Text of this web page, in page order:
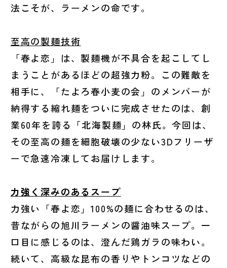
法こそが、ラーメンの命です。
至高の製麺技術
「春よ恋」は、製麺機が不具合を起こしてし
まうことがあるほどの超強力粉。この難敵を
相手に、「たよろ春小麦の会」のメンバーが
納得する縮れ麺をついに完成させたのは、創
業60年を誇る「北海製麺」の林氏。今回は、
その至高の麺を細胞破壊の少ない3Dフリーザ
ーで急速冷凍してお届けします。
力強く深みのあるスープ
力強い「春よ恋」100%の麺に合わせるのは、
昔ながらの旭川ラーメンの醤油味スープ。一
口目に感じるのは、澄んだ鶏ガラの味わい。
続いて、高級な昆布の香りやトンコツなどの